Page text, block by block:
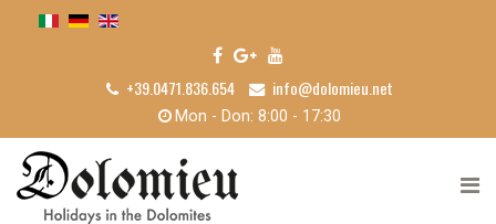
+39.0471.836.654 info@dolomieu.net
Mon - Don: 8:00 - 17:30